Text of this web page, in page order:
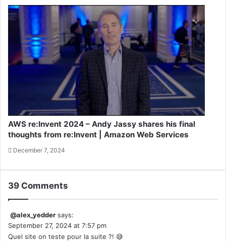
AWS re:Invent 2024 – Andy Jassy shares his final
thoughts from re:Invent | Amazon Web Services
December 7, 2024
39 Comments
@alex_yedder says:
September 27, 2024 at 7:57 pm
Quel site on teste pour la suite ?! 😅